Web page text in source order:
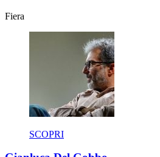
Fiera
SCOPRI